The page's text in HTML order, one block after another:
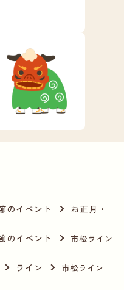
のイベント
お正月・
のイベント
市松ライン
ライン
市松ライン